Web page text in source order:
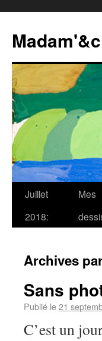
Juillet
2018:
Mes
Archives
Sans
Publié le21
C’est un